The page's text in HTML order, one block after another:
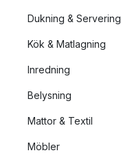
Dukning & Servering
Kök & Matlagning
Inredning
Belysning
Mattor & Textil
Möbler